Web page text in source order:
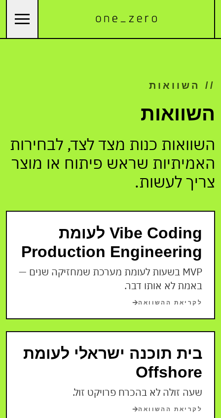
// השוואות
השוואות
השוואות כנות מצד לצד, לבחירות
האמיתיות שראש פיתוח או מוצר
צריך לעשות.
Vibe Coding לעומת
Production Engineering
MVP בשעות לעומת מערכת שמחזיקה שנים —
באמת לא אותו דבר.
לקריאת ההשוואה
בית תוכנה ישראלי לעומת
Offshore
שעה זולה לא בהכרח פרויקט זול.
לקריאת ההשוואה